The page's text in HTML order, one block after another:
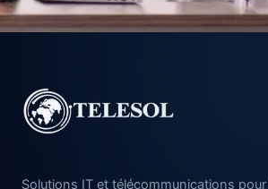
Solutions IT et télécommunications